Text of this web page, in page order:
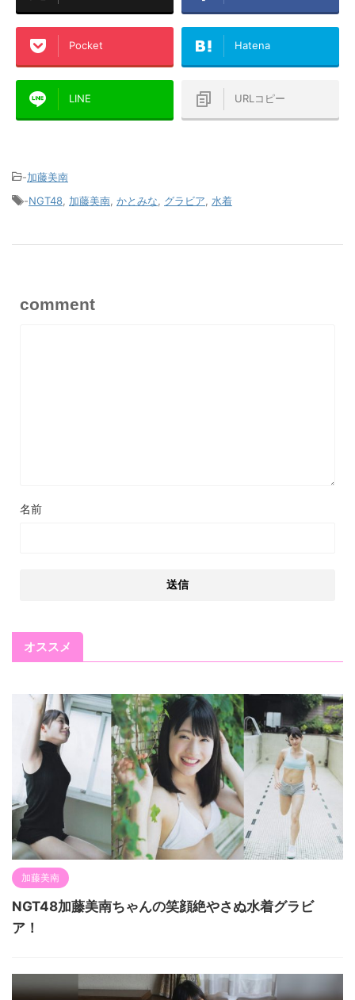
Pocket Hatena
LINE URLコピー
-加藤美南
-NGT48, 加藤美南, かとみな, グラビア, 水着
comment
名前
オススメ
加藤美南
NGT48加藤美南ちゃんの笑顔絶やさぬ水着グラビ
ア！